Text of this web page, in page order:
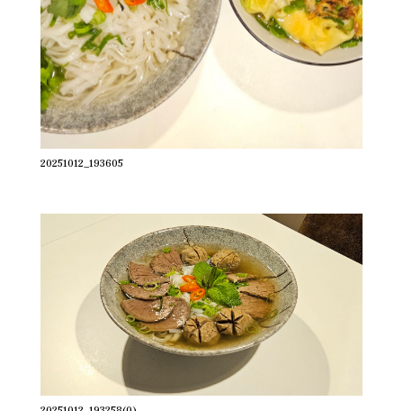
20251012_193605